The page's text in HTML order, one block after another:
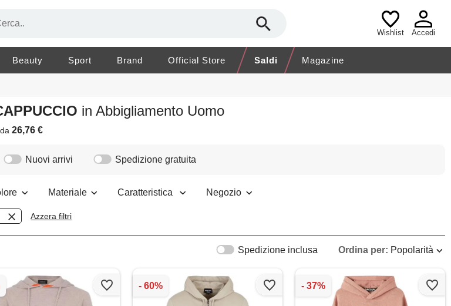
Wishlist Accedi
Beauty Sport Brand Official Store Saldi Magazine
in Abbigliamento Uomo
da26,76 €
Nuovi arrivi Spedizione gratuita
Materiale Caratteristica Negozio
Azzera filtri
Ordina per: Popolarità
Spedizione inclusa